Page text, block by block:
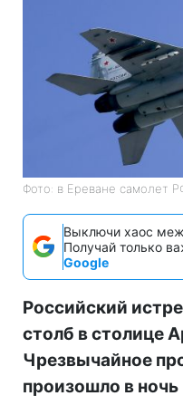
Фото: в Ереване самолет
Выключи хаос
Получай только
Google
Российский
столб в столице
Чрезвычайное
произошло в ночь